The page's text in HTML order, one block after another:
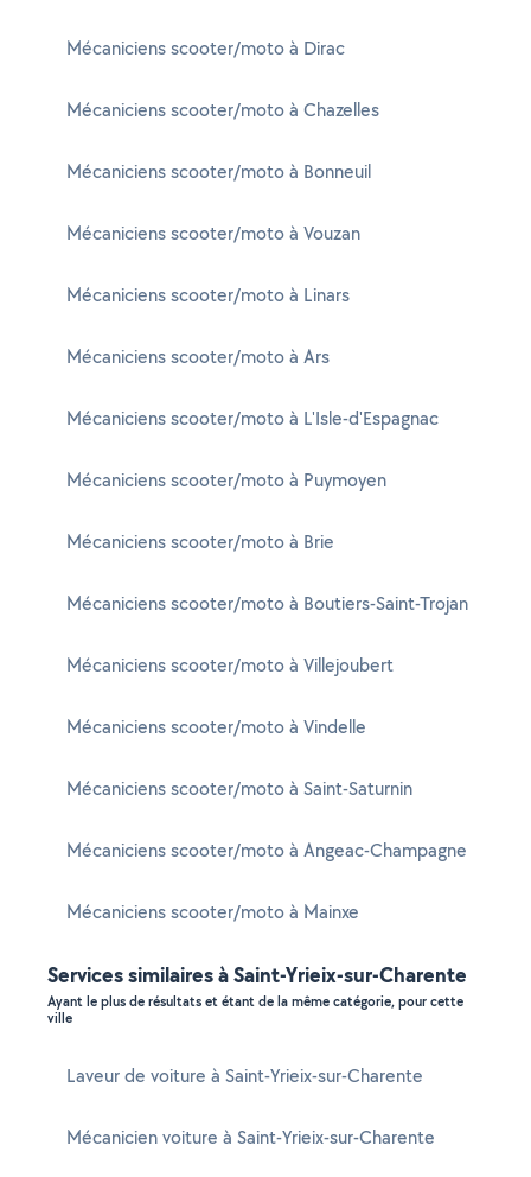
Mécaniciens scooter/moto à Dirac
Mécaniciens scooter/moto à Chazelles
Mécaniciens scooter/moto à Bonneuil
Mécaniciens scooter/moto à Vouzan
Mécaniciens scooter/moto à Linars
Mécaniciens scooter/moto à Ars
Mécaniciens scooter/moto à L'Isle-d'Espagnac
Mécaniciens scooter/moto à Puymoyen
Mécaniciens scooter/moto à Brie
Mécaniciens scooter/moto à Boutiers-Saint-Trojan
Mécaniciens scooter/moto à Villejoubert
Mécaniciens scooter/moto à Vindelle
Mécaniciens scooter/moto à Saint-Saturnin
Mécaniciens scooter/moto à Angeac-Champagne
Mécaniciens scooter/moto à Mainxe
Services similaires à Saint-Yrieix-sur-Charente
Ayant le plus de résultats et étant de la même catégorie, pour cette
ville
Laveur de voiture à Saint-Yrieix-sur-Charente
Mécanicien voiture à Saint-Yrieix-sur-Charente